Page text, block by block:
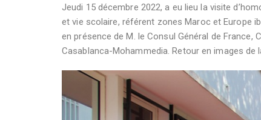
Jeudi 15 décembre 2022, a eu lieu la visite
et vie scolaire, référent zones Maroc et Europe
en présence de M. le Consul Général de France,
Casablanca-Mohammedia. Retour en images de